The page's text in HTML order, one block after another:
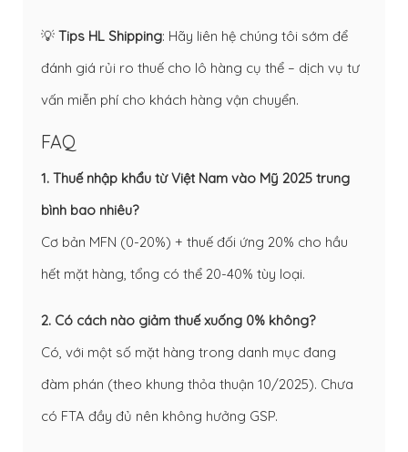
💡 Tips HL Shipping: Hãy liên hệ chúng tôi sớm để
đánh giá rủi ro thuế cho lô hàng cụ thể – dịch vụ tư
vấn miễn phí cho khách hàng vận chuyển.
FAQ
1. Thuế nhập khẩu từ Việt Nam vào Mỹ 2025 trung
bình bao nhiêu?
Cơ bản MFN (0-20%) + thuế đối ứng 20% cho hầu
hết mặt hàng, tổng có thể 20-40% tùy loại.
2. Có cách nào giảm thuế xuống 0% không?
Có, với một số mặt hàng trong danh mục đang
đàm phán (theo khung thỏa thuận 10/2025). Chưa
có FTA đầy đủ nên không hưởng GSP.